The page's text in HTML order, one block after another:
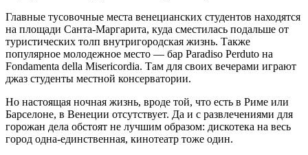
Главные тусовочные места венецианских студентов находятся
на площади Санта-Маргарита, куда сместилась подальше от
туристических толп внутригородская жизнь. Также
популярное молодежное место — бар Paradiso Perduto на
Fondamenta della Misericordia. Там для своих вечерами играют
джаз студенты местной консерватории.
Но настоящая ночная жизнь, вроде той, что есть в Риме или
Барселоне, в Венеции отсутствует. Да и с развлечениями для
горожан дела обстоят не лучшим образом: дискотека на весь
город одна-единственная, кинотеатр тоже один.